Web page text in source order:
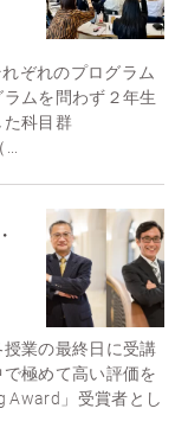
ぞれのプログラム
ムを問わず２年生
科目群
業の最終日に受講
極めて高い評価を
Award」受賞者とし